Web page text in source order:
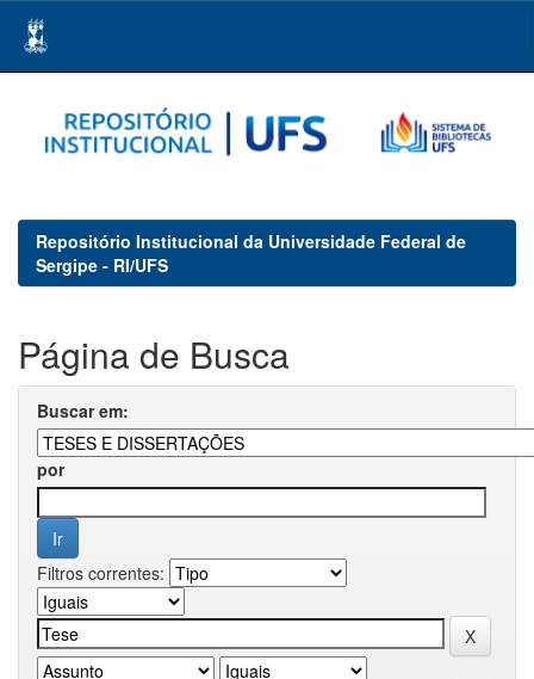
navigation
Repositório Institucional da Universidade Federal de
Sergipe - RI/UFS
Página de Busca
Buscar em:
por
Filtros correntes: